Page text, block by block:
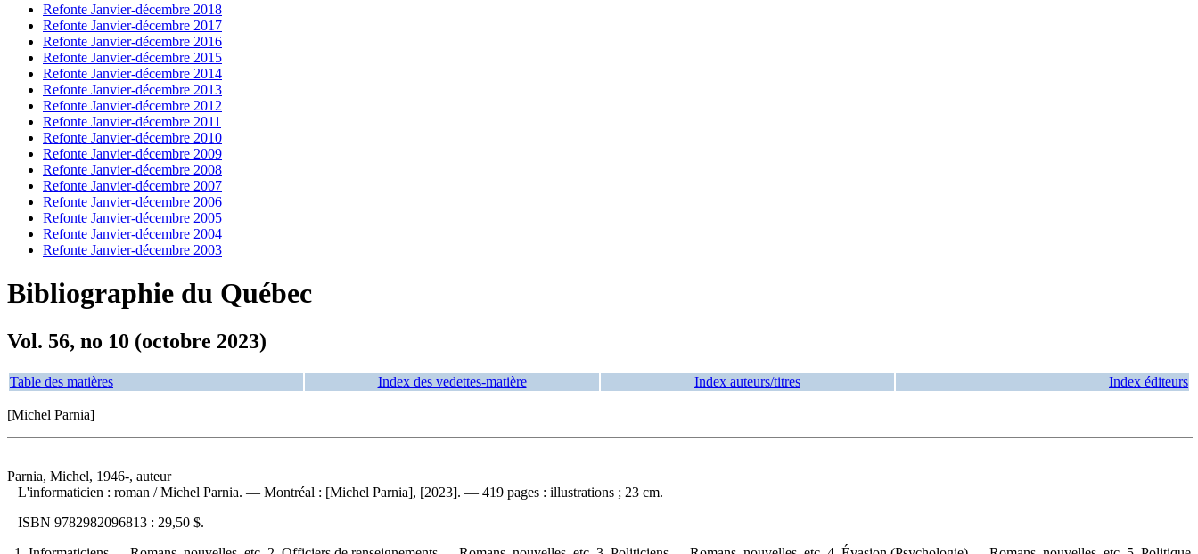
Refonte Janvier-décembre 2018
Refonte Janvier-décembre 2017
Refonte Janvier-décembre 2016
Refonte Janvier-décembre 2015
Refonte Janvier-décembre 2014
Refonte Janvier-décembre 2013
Refonte Janvier-décembre 2012
Refonte Janvier-décembre 2011
Refonte Janvier-décembre 2010
Refonte Janvier-décembre 2009
Refonte Janvier-décembre 2008
Refonte Janvier-décembre 2007
Refonte Janvier-décembre 2006
Refonte Janvier-décembre 2005
Refonte Janvier-décembre 2004
Refonte Janvier-décembre 2003
Bibliographie du Québec
Vol. 56, no 10 (octobre 2023)
Table des matières Index des vedettes-matière Index auteurs/titres Index éditeurs
[Michel Parnia]
Parnia, Michel, 1946-, auteur
L'informaticien : roman / Michel Parnia. — Montréal : [Michel Parnia], [2023]. — 419 pages : illustrations ; 23 cm.
ISBN 9782982096813 : 29,50 $.